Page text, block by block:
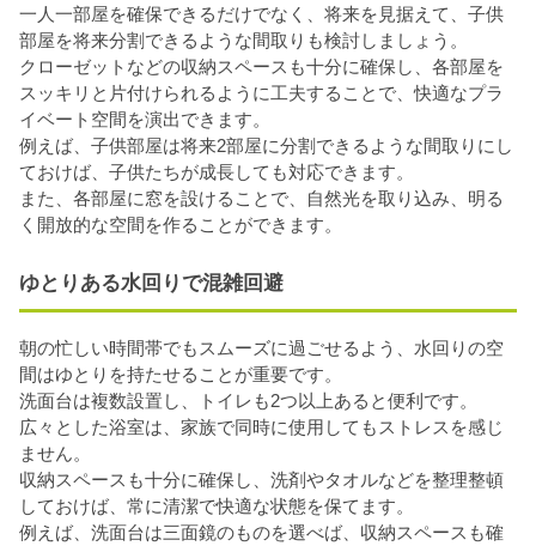
一人一部屋を確保できるだけでなく、将来を見据えて、子供
部屋を将来分割できるような間取りも検討しましょう。
クローゼットなどの収納スペースも十分に確保し、各部屋を
スッキリと片付けられるように工夫することで、快適なプラ
イベート空間を演出できます。
例えば、子供部屋は将来2部屋に分割できるような間取りにし
ておけば、子供たちが成長しても対応できます。
また、各部屋に窓を設けることで、自然光を取り込み、明る
く開放的な空間を作ることができます。
ゆとりある水回りで混雑回避
朝の忙しい時間帯でもスムーズに過ごせるよう、水回りの空
間はゆとりを持たせることが重要です。
洗面台は複数設置し、トイレも2つ以上あると便利です。
広々とした浴室は、家族で同時に使用してもストレスを感じ
ません。
収納スペースも十分に確保し、洗剤やタオルなどを整理整頓
しておけば、常に清潔で快適な状態を保てます。
例えば、洗面台は三面鏡のものを選べば、収納スペースも確